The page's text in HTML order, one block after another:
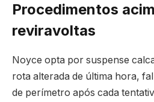
Procedimentos
reviravoltas
Noyce opta por suspense
rota alterada de última hora,
de perímetro após cada